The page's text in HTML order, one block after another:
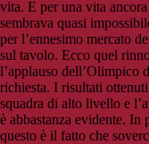
vita. E per una vita
sembrava quasi
per l’ennesimo mercato
sul tavolo. Ecco quel
l’applauso dell’Olimpico
richiesta. I risultati
squadra di alto livello e
è abbastanza evidente.
questo è il fatto che